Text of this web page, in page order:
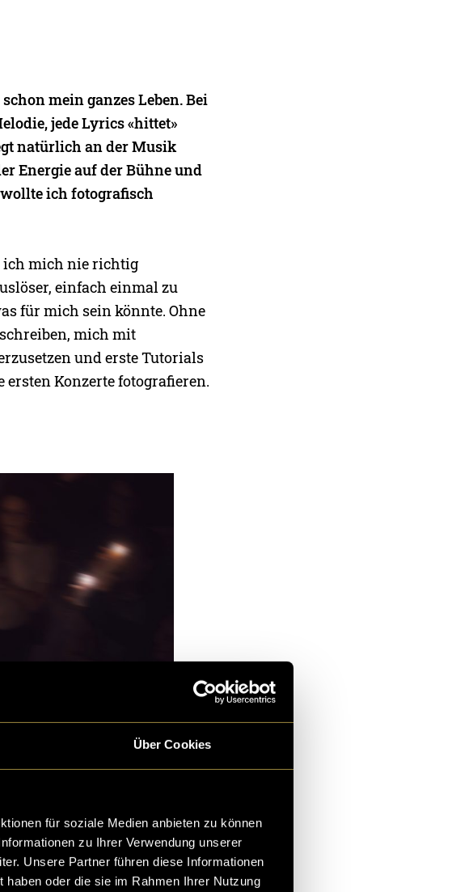
Über Cookies
für soziale Medien anbieten zu können
zu Ihrer Verwendung unserer
Unsere Partner führen diese Informationen
oder die sie im Rahmen Ihrer Nutzung
mein ganzes Leben. Bei
jede Lyrics «hittet»
natürlich an der Musik
Energie auf der Bühne und
ich fotografisch
ich mich nie richtig
einfach einmal zu
für mich sein könnte. Ohne
mich mit
und erste Tutorials
Konzerte fotografieren.